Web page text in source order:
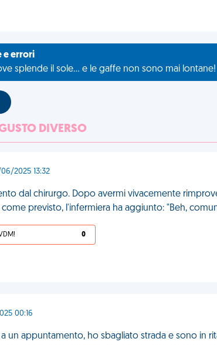
e errori
splende il sole... e le gaffe non sono mai lontane!
DIVERSO
2025 13:32
dal chirurgo. Dopo avermi vivacemente
previsto, l'infermiera ha aggiunto: "Beh,
0
00:16
un appuntamento, ho sbagliato strada e sono in